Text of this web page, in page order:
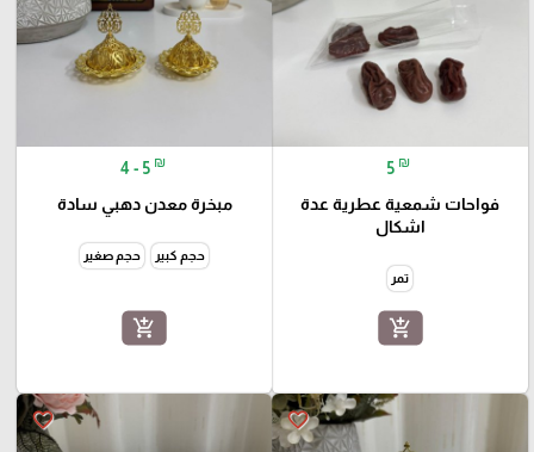
5 ₪
فواحات شمعية عطرية عدة
اشكال
تمر
add_shopping_cart
4 - 5 ₪
مبخرة معدن دهبي سادة
حجم كبير حجم صغير
add_shopping_cart
favorite_border
favorite_border